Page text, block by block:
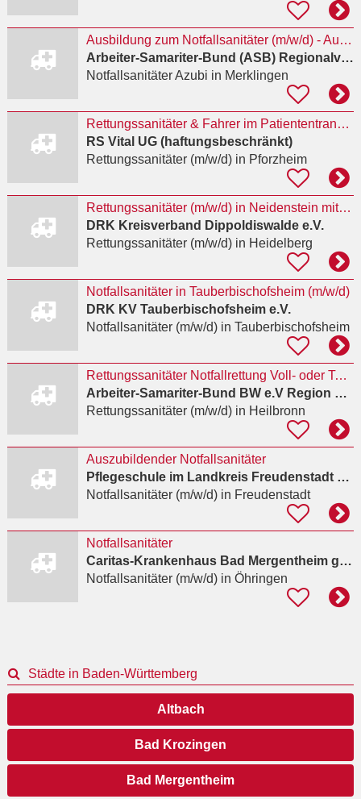
Ausbildung zum Notfallsanitäter (m/w/d) - Ausbildungsbeginn: 01.04.2027
Arbeiter-Samariter-Bund (ASB) Regionalverband Alb & Stauferland
Notfallsanitäter Azubi in Merklingen
Rettungssanitäter & Fahrer im Patiententransport
RS Vital UG (haftungsbeschränkt)
Rettungssanitäter (m/w/d)in Pforzheim
Rettungssanitäter (m/w/d) in Neidenstein mit einer 38,5 Stunden-Woche
DRK Kreisverband Dippoldiswalde e.V.
Rettungssanitäter (m/w/d)in Heidelberg
Notfallsanitäter in Tauberbischofsheim (m/w/d)
DRK KV Tauberbischofsheim e.V.
Notfallsanitäter (m/w/d)in Tauberbischofsheim
Rettungssanitäter Notfallrettung Voll- oder Teilzeit (m/w/d)
Arbeiter-Samariter-Bund BW e.V Region Heilbronn-Franken
Rettungssanitäter (m/w/d)in Heilbronn
Auszubildender Notfallsanitäter
Pflegeschule im Landkreis Freudenstadt gGmbH - Oberlinhaus
Notfallsanitäter (m/w/d)in Freudenstadt
Notfallsanitäter
Caritas-Krankenhaus Bad Mergentheim gGmbH
Notfallsanitäter (m/w/d)in Öhringen
Städte in Baden-Württemberg
Altbach
Bad Krozingen
Bad Mergentheim